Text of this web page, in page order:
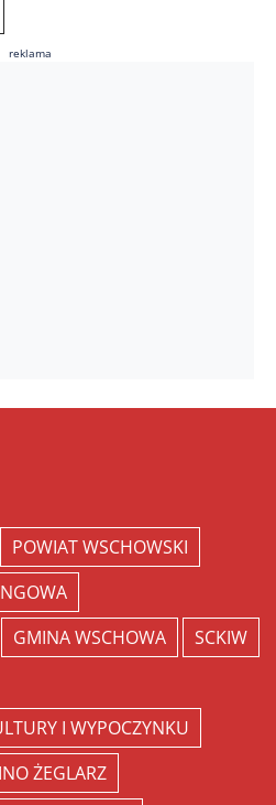
reklama
POWIAT WSCHOWSKI
GMINA WSCHOWA
SCKIW
I WYPOCZYNKU
ŻEGLARZ